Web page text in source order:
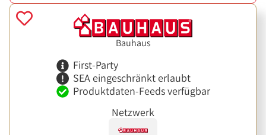
Bauhaus
First-Party
SEA eingeschränkt erlaubt
Produktdaten-Feeds verfügbar
Netzwerk